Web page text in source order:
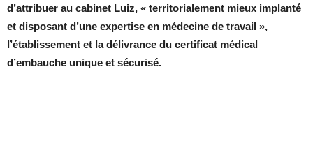
d’attribuer au cabinet Luiz, « territorialement mieux implanté
et disposant d’une expertise en médecine de travail »,
l’établissement et la délivrance du certificat médical
d’embauche unique et sécurisé.